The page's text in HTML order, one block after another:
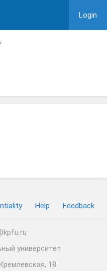
Login
Help Feedback
университет
18.